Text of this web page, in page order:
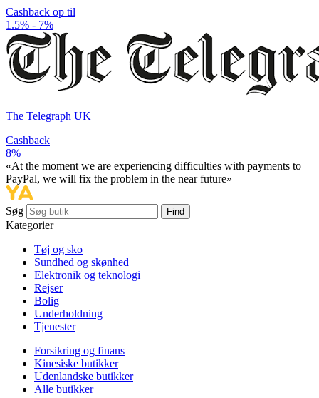
Cashback op til
1.5% - 7%
The Telegraph UK
Cashback
8%
«At the moment we are experiencing difficulties with payments to
PayPal, we will fix the problem in the near future»
Søg Find
Kategorier
Tøj og sko
Sundhed og skønhed
Elektronik og teknologi
Rejser
Bolig
Underholdning
Tjenester
Forsikring og finans
Kinesiske butikker
Udenlandske butikker
Alle butikker